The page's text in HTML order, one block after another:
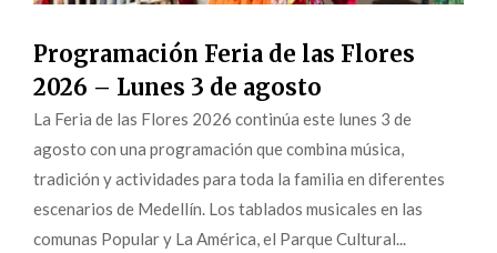
Programación Feria de las Flores
2026 – Lunes 3 de agosto
La Feria de las Flores 2026 continúa este lunes 3 de
agosto con una programación que combina música,
tradición y actividades para toda la familia en diferentes
escenarios de Medellín. Los tablados musicales en las
comunas Popular y La América, el Parque Cultural...